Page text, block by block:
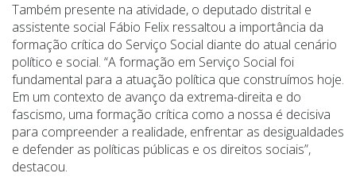
Também presente na atividade, o deputado distrital e
assistente social Fábio Felix ressaltou a importância da
formação crítica do Serviço Social diante do atual cenário
político e social. “A formação em Serviço Social foi
fundamental para a atuação política que construímos hoje.
Em um contexto de avanço da extrema-direita e do
fascismo, uma formação crítica como a nossa é decisiva
para compreender a realidade, enfrentar as desigualdades
e defender as políticas públicas e os direitos sociais”,
destacou.